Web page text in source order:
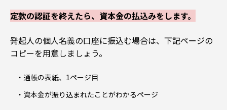
定款の認証を終えたら、資本金の払込みをします。
発起人の個人名義の口座に振込む場合は、下記ページの
コピーを用意しましょう。
通帳の表紙、1ページ目
資本金が振り込まれたことがわかるページ